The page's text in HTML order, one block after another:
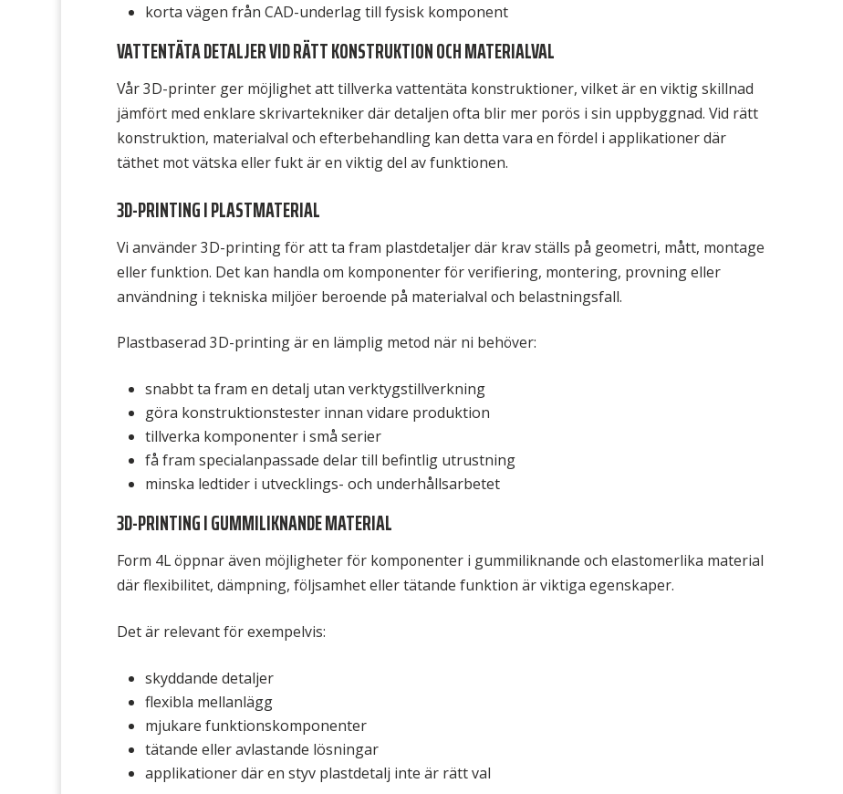
korta vägen från CAD-underlag till fysisk komponent
VATTENTÄTA DETALJER VID RÄTT KONSTRUKTION OCH MATERIALVAL
Vår 3D-printer ger möjlighet att tillverka vattentäta konstruktioner, vilket är en viktig skillnad
jämfört med enklare skrivartekniker där detaljen ofta blir mer porös i sin uppbyggnad. Vid rätt
konstruktion, materialval och efterbehandling kan detta vara en fördel i applikationer där
täthet mot vätska eller fukt är en viktig del av funktionen.
3D-PRINTING I PLASTMATERIAL
Vi använder 3D-printing för att ta fram plastdetaljer där krav ställs på geometri, mått, montage
eller funktion. Det kan handla om komponenter för verifiering, montering, provning eller
användning i tekniska miljöer beroende på materialval och belastningsfall.
Plastbaserad 3D-printing är en lämplig metod när ni behöver:
snabbt ta fram en detalj utan verktygstillverkning
göra konstruktionstester innan vidare produktion
tillverka komponenter i små serier
få fram specialanpassade delar till befintlig utrustning
minska ledtider i utvecklings- och underhållsarbetet
3D-PRINTING I GUMMILIKNANDE MATERIAL
Form 4L öppnar även möjligheter för komponenter i gummiliknande och elastomerlika material
där flexibilitet, dämpning, följsamhet eller tätande funktion är viktiga egenskaper.
Det är relevant för exempelvis:
skyddande detaljer
flexibla mellanlägg
mjukare funktionskomponenter
tätande eller avlastande lösningar
applikationer där en styv plastdetalj inte är rätt val